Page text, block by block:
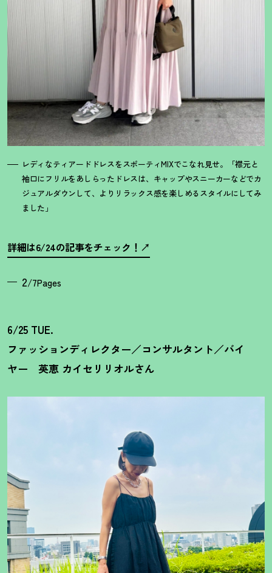
レディなティアードドレスをスポーティMIXでこなれ見せ。「襟元と
袖口にフリルをあしらったドレスは、キャップやスニーカーなどでカ
ジュアルダウンして、よりリラックス感を楽しめるスタイルにしてみ
ました」
詳細は6/24の記事をチェック ！
2/7Pages
6/25 TUE.
ファッションディレクター／コンサルタント／バイ
ヤー 英恵 カイセリリオルさん